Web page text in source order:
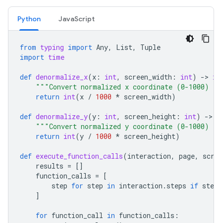
Python JavaScript
from typing import Any, List,
Tuple
import time
def denormalize_x(x : int, screen_width : int) ->
"""Convert normalized x coordinate (0-1000)
return int(x / 1000 * screen_width)
def denormalize_y(y : int, screen_height : int) ->
"""Convert normalized y coordinate (0-1000)
return int(y / 1000 * screen_height)
def execute_function_calls(interaction, page,
results = []
function_calls = [
step for step in interaction . steps if step
]
for function_call in function_calls :